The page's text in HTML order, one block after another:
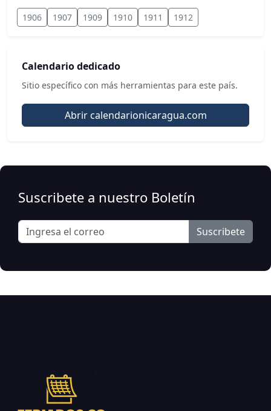
1906 1907 1909 1910 1911 1912
Calendario dedicado
Sitio específico con más herramientas para este país.
Abrir calendarionicaragua.com
Suscribete a nuestro Boletín
Suscribete